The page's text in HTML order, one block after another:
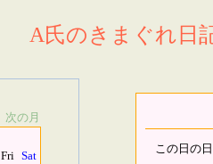
A氏のきまぐれ日
次の月
Fri Sat
この日の